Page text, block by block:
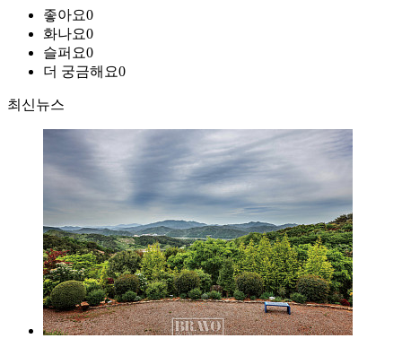
좋아요0
화나요0
슬퍼요0
더 궁금해요0
최신뉴스